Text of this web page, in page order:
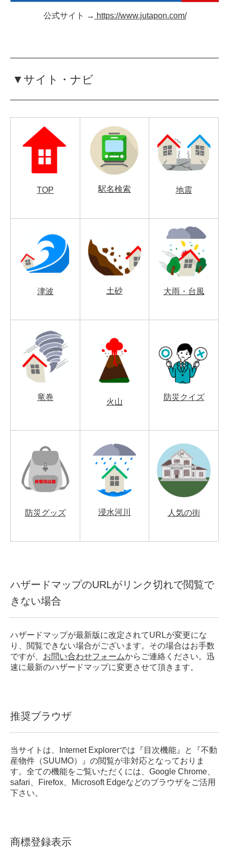
公式サイト → https://www.jutapon.com/
▼サイト・ナビ
TOP 駅名検索 地震
津波 土砂 大雨・台風
竜巻
火山
防災クイズ
防災グッズ 浸水河川 人気の街
ハザードマップのURLがリンク切れで閲覧で
きない場合
ハザードマップが最新版に改定されてURLが変更にな
り、閲覧できない場合がございます。その場合はお手数
ですが、 お問い合わせフォームからご連絡ください。迅
速に最新のハザードマップに変更させて頂きます。
推奨ブラウザ
当サイトは、Internet Explorerでは『目次機能』と『不動
産物件（SUUMO）』の閲覧が非対応となっておりま
す。全ての機能をご覧いただくには、Google Chrome、
safari、Firefox、Microsoft Edgeなどのブラウザをご活用
下さい。
商標登録表示